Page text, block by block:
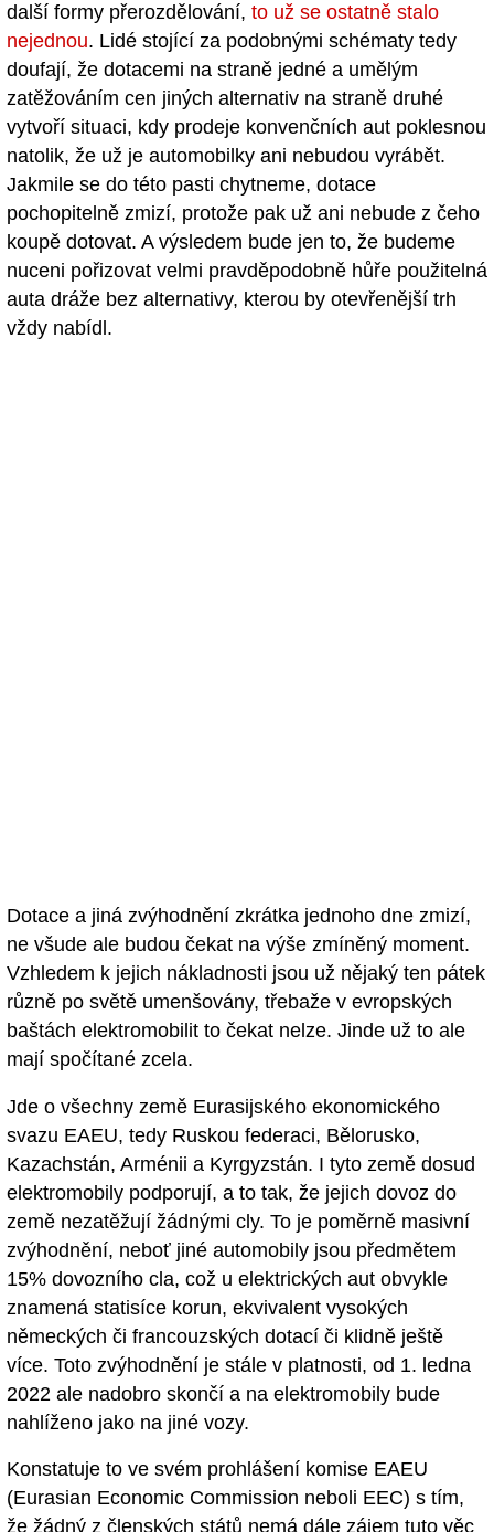
další formy přerozdělování, to už se ostatně stalo
nejednou. Lidé stojící za podobnými schématy tedy
doufají, že dotacemi na straně jedné a umělým
zatěžováním cen jiných alternativ na straně druhé
vytvoří situaci, kdy prodeje konvenčních aut poklesnou
natolik, že už je automobilky ani nebudou vyrábět.
Jakmile se do této pasti chytneme, dotace
pochopitelně zmizí, protože pak už ani nebude z čeho
koupě dotovat. A výsledem bude jen to, že budeme
nuceni pořizovat velmi pravděpodobně hůře použitelná
auta dráže bez alternativy, kterou by otevřenější trh
vždy nabídl.
Dotace a jiná zvýhodnění zkrátka jednoho dne zmizí,
ne všude ale budou čekat na výše zmíněný moment.
Vzhledem k jejich nákladnosti jsou už nějaký ten pátek
různě po světě umenšovány, třebaže v evropských
baštách elektromobilit to čekat nelze. Jinde už to ale
mají spočítané zcela.
Jde o všechny země Eurasijského ekonomického
svazu EAEU, tedy Ruskou federaci, Bělorusko,
Kazachstán, Arménii a Kyrgyzstán. I tyto země dosud
elektromobily podporují, a to tak, že jejich dovoz do
země nezatěžují žádnými cly. To je poměrně masivní
zvýhodnění, neboť jiné automobily jsou předmětem
15% dovozního cla, což u elektrických aut obvykle
znamená statisíce korun, ekvivalent vysokých
německých či francouzských dotací či klidně ještě
více. Toto zvýhodnění je stále v platnosti, od 1. ledna
2022 ale nadobro skončí a na elektromobily bude
nahlíženo jako na jiné vozy.
Konstatuje to ve svém prohlášení komise EAEU
(Eurasian Economic Commission neboli EEC) s tím,
že žádný z členských států nemá dále zájem tuto věc